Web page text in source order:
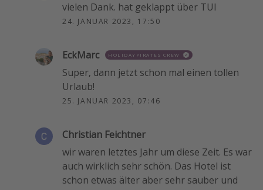
vielen Dank. hat geklappt über TUI
24. JANUAR 2023, 17:50
EckMarc HOLIDAYPIRATES CREW
Super, dann jetzt schon mal einen tollen
Urlaub!
25. JANUAR 2023, 07:46
Christian Feichtner
wir waren letztes Jahr um diese Zeit. Es war
auch wirklich sehr schön. Das Hotel ist
schon etwas älter aber sehr sauber und